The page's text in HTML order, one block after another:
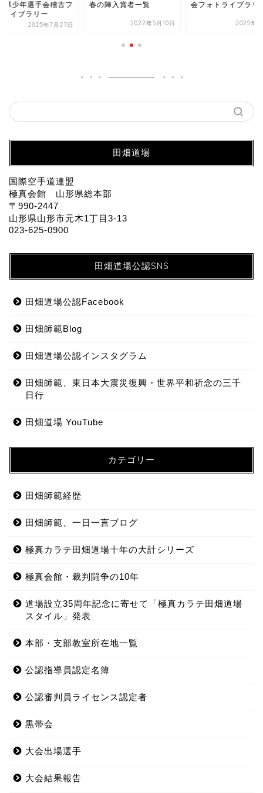
陣入賞者一覧
2022年5月10日
会フォトライブラリー
2025年6月8日
39回県少年選手会稽
2025年7
田畑道場
国際空手道連盟
極真会館 山形県総本部
〒990-2447
山形県山形市元木1丁目3-13
023-625-0900
田畑道場公認SNS
田畑道場公認Facebook
田畑師範Blog
田畑道場公認インスタグラム
田畑師範、東日本大震災復興・世界平和祈念の三千
日行
田畑道場 YouTube
カテゴリー
田畑師範経歴
田畑師範、一日一言ブログ
極真カラテ田畑道場十年の大計シリーズ
極真会館・裁判闘争の10年
道場設立35周年記念に寄せて「極真カラテ田畑道場
スタイル」発表
本部・支部教室所在地一覧
公認指導員認定名簿
公認審判員ライセンス認定者
黒帯会
大会出場選手
大会結果報告